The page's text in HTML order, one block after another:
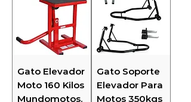
Gato Elevador
Moto 160 Kilos
Mundomotos.
Gato Soporte
Elevador Para
Motos 350kgs